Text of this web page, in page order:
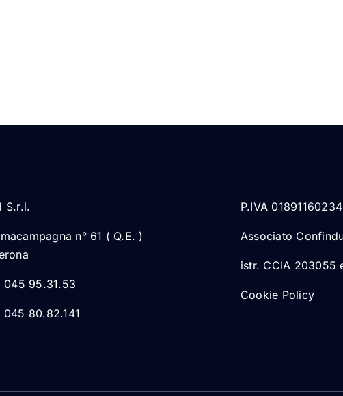
S.r.l.
n° 61 ( Q.E. )
045 95.31.53
045 80.82.141
P.IVA 01891160234
Associato
istr. CCIA 203055
Cookie Policy